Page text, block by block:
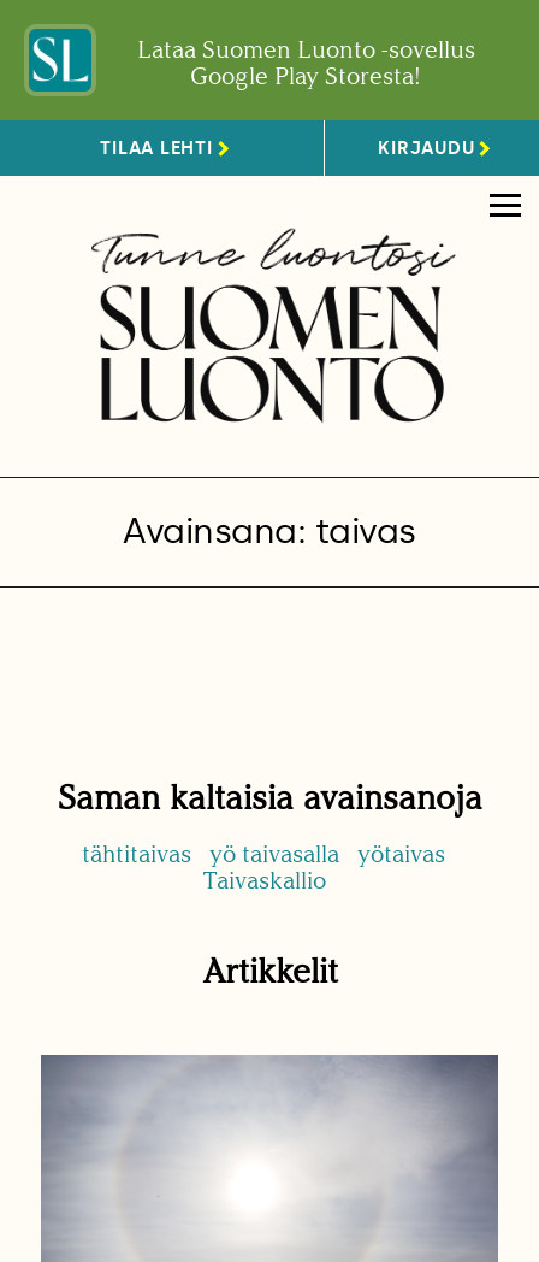
Lataa Suomen Luonto -sovellus
Google Play Storesta!
TILAA LEHTI KIRJAUDU
Avainsana: taivas
Saman kaltaisia avainsanoja
tähtitaivas yö taivasalla
yötaivas
Taivaskallio
Artikkelit